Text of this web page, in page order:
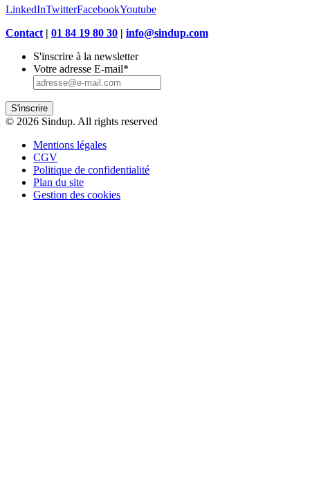
LinkedInTwitterFacebookYoutube
Contact | 01 84 19 80 30 | info@sindup.com
S'inscrire à la newsletter
Votre adresse E-mail*
S'inscrire
© 2026 Sindup. All rights reserved
Mentions légales
CGV
Politique de confidentialité
Plan du site
Gestion des cookies